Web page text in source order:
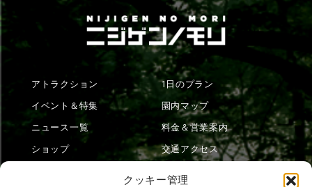
クッキー管理
アトラクション
イベント＆特集
ニュース一覧
ショップ
1日のプラン
園内マップ
料金＆営業案内
交通アクセス